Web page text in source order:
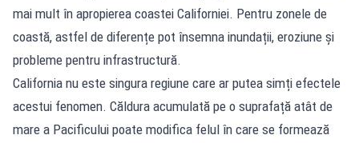
mai mult în apropierea coastei Californiei. Pentru zonele de
coastă, astfel de diferențe pot însemna inundații, eroziune și
probleme pentru infrastructură.
California nu este singura regiune care ar putea simți efectele
acestui fenomen. Căldura acumulată pe o suprafață atât de
mare a Pacificului poate modifica felul în care se formează